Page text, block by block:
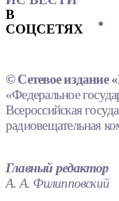
В
СОЦСЕТЯХ
© Сетевое издание
«Федеральное
Всероссийская
радиовещательная
Главный редактор
А. А. Филипповский